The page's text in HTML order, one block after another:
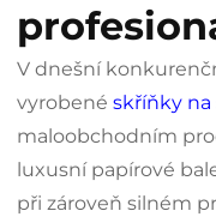
V dnešní
vyrobené skříňky na
maloobchodním
luxusní papírové
při zároveň silném